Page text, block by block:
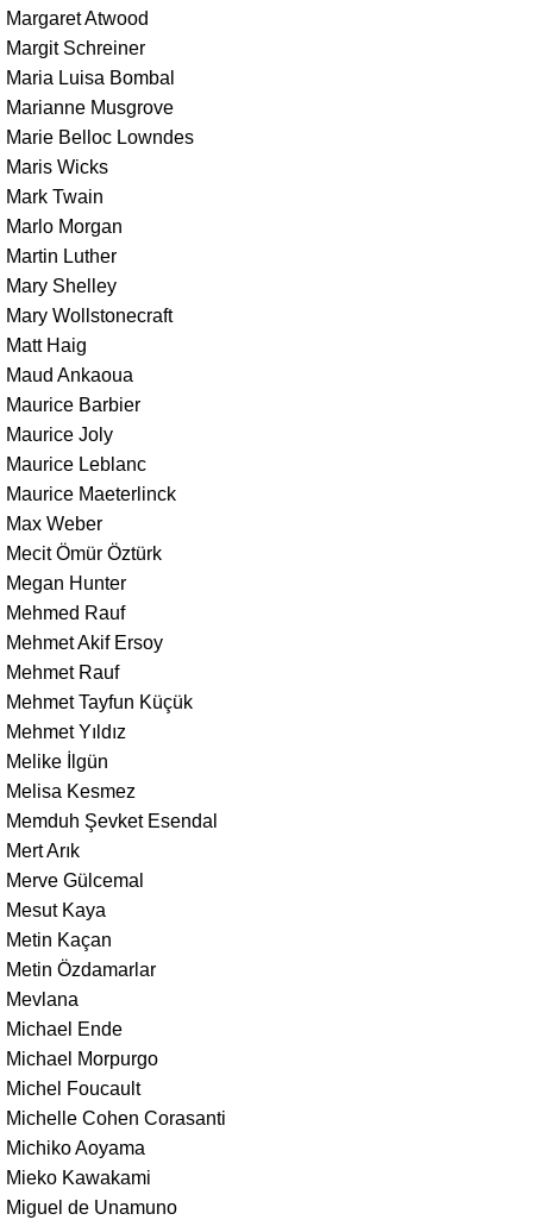
Margaret Atwood
Margit Schreiner
Maria Luisa Bombal
Marianne Musgrove
Marie Belloc Lowndes
Maris Wicks
Mark Twain
Marlo Morgan
Martin Luther
Mary Shelley
Mary Wollstonecraft
Matt Haig
Maud Ankaoua
Maurice Barbier
Maurice Joly
Maurice Leblanc
Maurice Maeterlinck
Max Weber
Mecit Ömür Öztürk
Megan Hunter
Mehmed Rauf
Mehmet Akif Ersoy
Mehmet Rauf
Mehmet Tayfun Küçük
Mehmet Yıldız
Melike İlgün
Melisa Kesmez
Memduh Şevket Esendal
Mert Arık
Merve Gülcemal
Mesut Kaya
Metin Kaçan
Metin Özdamarlar
Mevlana
Michael Ende
Michael Morpurgo
Michel Foucault
Michelle Cohen Corasanti
Michiko Aoyama
Mieko Kawakami
Miguel de Unamuno